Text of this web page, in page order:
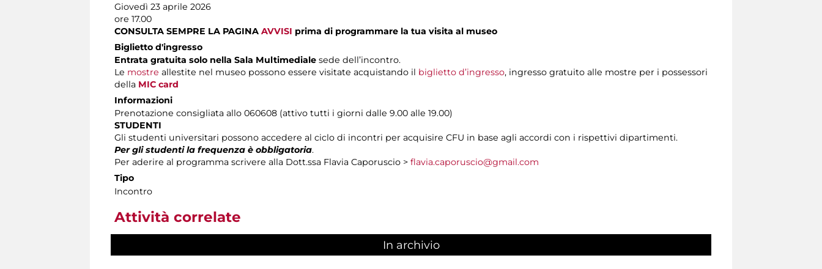
Giovedì 23 aprile 2026
ore 17.00
CONSULTA SEMPRE LA PAGINA AVVISI prima di programmare la tua visita al museo
Biglietto d'ingresso
Entrata gratuita solo nella Sala Multimediale sede dell’incontro.
Le mostre allestite nel museo possono essere visitate acquistando il biglietto d’ingresso, ingresso gratuito alle mostre per i possessori
della MIC card
Informazioni
Prenotazione consigliata allo 060608 (attivo tutti i giorni dalle 9.00 alle 19.00)
STUDENTI
Gli studenti universitari possono accedere al ciclo di incontri per acquisire CFU in base agli accordi con i rispettivi dipartimenti.
Per gli studenti la frequenza è obbligatoria.
Per aderire al programma scrivere alla Dott.ssa Flavia Caporuscio > flavia.caporuscio@gmail.com
Tipo
Incontro
Attività correlate
In archivio